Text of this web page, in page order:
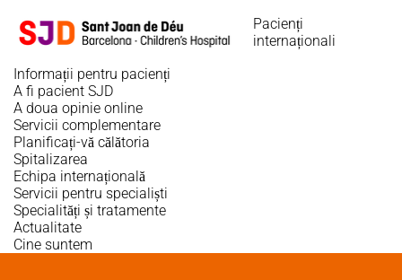
conținutul
Pacienți
internaționali
Informații pentru pacienți
A fi pacient SJD
A doua opinie online
Servicii complementare
Planificați-vă călătoria
Spitalizarea
Echipa internațională
Servicii pentru specialiști
Specialități și tratamente
Actualitate
Cine suntem